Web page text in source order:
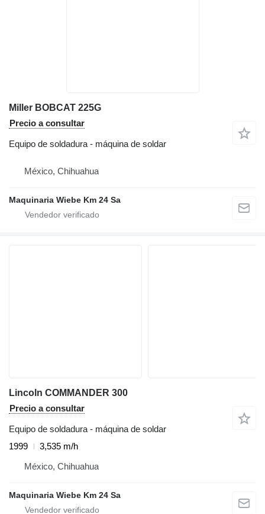
Miller BOBCAT 225G
Precio a consultar
Equipo de soldadura - máquina de soldar
México, Chihuahua
Maquinaria Wiebe Km 24 Sa
Lincoln COMMANDER 300
Precio a consultar
Equipo de soldadura - máquina de soldar
1999
3,535 m/h
México, Chihuahua
Maquinaria Wiebe Km 24 Sa